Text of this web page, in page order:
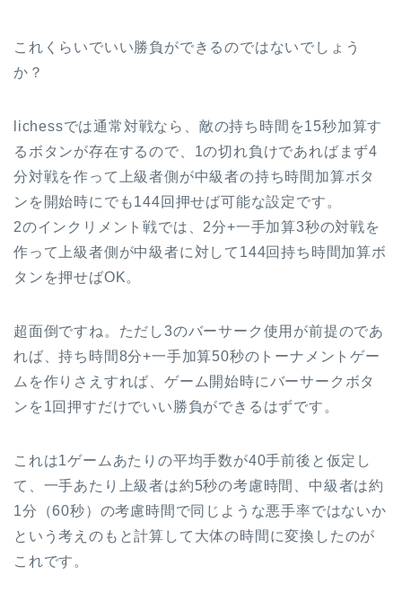
これくらいでいい勝負ができるのではないでしょう
か？
lichessでは通常対戦なら、敵の持ち時間を15秒加算す
るボタンが存在するので、1の切れ負けであればまず4
分対戦を作って上級者側が中級者の持ち時間加算ボタ
ンを開始時にでも144回押せば可能な設定です。
2のインクリメント戦では、2分+一手加算3秒の対戦を
作って上級者側が中級者に対して144回持ち時間加算ボ
タンを押せばOK。
超面倒ですね。ただし3のバーサーク使用が前提のであ
れば、持ち時間8分+一手加算50秒のトーナメントゲー
ムを作りさえすれば、ゲーム開始時にバーサークボタ
ンを1回押すだけでいい勝負ができるはずです。
これは1ゲームあたりの平均手数が40手前後と仮定し
て、一手あたり上級者は約5秒の考慮時間、中級者は約
1分（60秒）の考慮時間で同じような悪手率ではないか
という考えのもと計算して大体の時間に変換したのが
これです。